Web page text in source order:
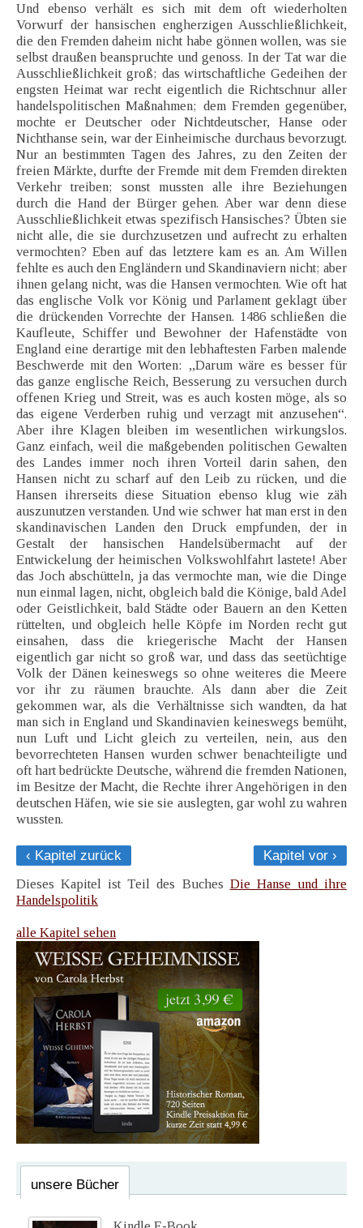
Und ebenso verhält es sich mit dem oft wiederholten
Vorwurf der hansischen engherzigen Ausschließlichkeit,
die den Fremden daheim nicht habe gönnen wollen, was sie
selbst draußen beanspruchte und genoss. In der Tat war die
Ausschließlichkeit groß; das wirtschaftliche Gedeihen der
engsten Heimat war recht eigentlich die Richtschnur aller
handelspolitischen Maßnahmen; dem Fremden gegenüber,
mochte er Deutscher oder Nichtdeutscher, Hanse oder
Nichthanse sein, war der Einheimische durchaus bevorzugt.
Nur an bestimmten Tagen des Jahres, zu den Zeiten der
freien Märkte, durfte der Fremde mit dem Fremden direkten
Verkehr treiben; sonst mussten alle ihre Beziehungen
durch die Hand der Bürger gehen. Aber war denn diese
Ausschließlichkeit etwas spezifisch Hansisches? Übten sie
nicht alle, die sie durchzusetzen und aufrecht zu erhalten
vermochten? Eben auf das letztere kam es an. Am Willen
fehlte es auch den Engländern und Skandinaviern nicht; aber
ihnen gelang nicht, was die Hansen vermochten. Wie oft hat
das englische Volk vor König und Parlament geklagt über
die drückenden Vorrechte der Hansen. 1486 schließen die
Kaufleute, Schiffer und Bewohner der Hafenstädte von
England eine derartige mit den lebhaftesten Farben malende
Beschwerde mit den Worten: ,,Darum wäre es besser für
das ganze englische Reich, Besserung zu versuchen durch
offenen Krieg und Streit, was es auch kosten möge, als so
das eigene Verderben ruhig und verzagt mit anzusehen“.
Aber ihre Klagen bleiben im wesentlichen wirkungslos.
Ganz einfach, weil die maßgebenden politischen Gewalten
des Landes immer noch ihren Vorteil darin sahen, den
Hansen nicht zu scharf auf den Leib zu rücken, und die
Hansen ihrerseits diese Situation ebenso klug wie zäh
auszunutzen verstanden. Und wie schwer hat man erst in den
skandinavischen Landen den Druck empfunden, der in
Gestalt der hansischen Handelsübermacht auf der
Entwickelung der heimischen Volkswohlfahrt lastete! Aber
das Joch abschütteln, ja das vermochte man, wie die Dinge
nun einmal lagen, nicht, obgleich bald die Könige, bald Adel
oder Geistlichkeit, bald Städte oder Bauern an den Ketten
rüttelten, und obgleich helle Köpfe im Norden recht gut
einsahen, dass die kriegerische Macht der Hansen
eigentlich gar nicht so groß war, und dass das seetüchtige
Volk der Dänen keineswegs so ohne weiteres die Meere
vor ihr zu räumen brauchte. Als dann aber die Zeit
gekommen war, als die Verhältnisse sich wandten, da hat
man sich in England und Skandinavien keineswegs bemüht,
nun Luft und Licht gleich zu verteilen, nein, aus den
bevorrechteten Hansen wurden schwer benachteiligte und
oft hart bedrückte Deutsche, während die fremden Nationen,
im Besitze der Macht, die Rechte ihrer Angehörigen in den
deutschen Häfen, wie sie sie auslegten, gar wohl zu wahren
wussten.
‹ Kapitel zurück
Kapitel vor ›
Dieses Kapitel ist Teil des Buches Die Hanse und ihre
Handelspolitik
alle Kapitel sehen
unsere Bücher